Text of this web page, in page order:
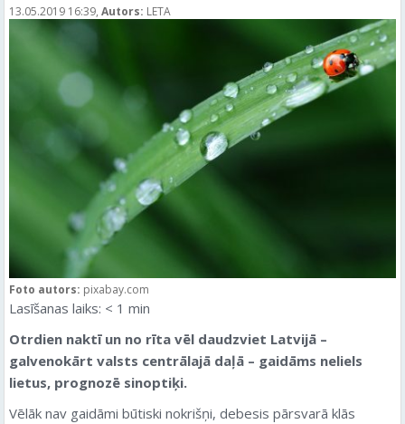
13.05.2019 16:39, Autors: LETA
Foto autors: pixabay.com
Lasīšanas laiks: < 1 min
Otrdien naktī un no rīta vēl daudzviet Latvijā –
galvenokārt valsts centrālajā daļā – gaidāms neliels
lietus, prognozē sinoptiķi.
Vēlāk nav gaidāmi būtiski nokrišņi, debesis pārsvarā klās